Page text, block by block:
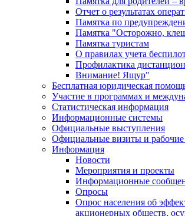
Отчет о результатах
Памятка по
Памятка "Осторожно,
Памятка туристам
О правилах учета
Профилактика
Внимание! Ящур"
Бесплатная юридическая
Участие в программах и
Статистическая информация
Информационные системы
Официальные выступления
Официальные визиты и рабочие
Информация
Новости
Мероприятия и проекты
Информационные
Опросы
Опрос населения об
акционерных обществ,